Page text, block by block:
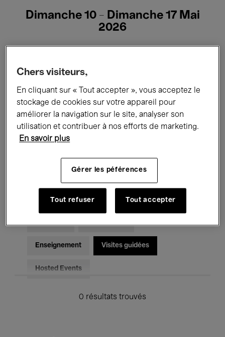
Dimanche 10 - Dimanche 17 Mai
2026
Tous les événements Concerts
Expositions Films Performances
Rencontres & Débats
Musique classique Global Music
Musique électronique
Enseignement Visites guidées
Hosted Events
0 résultats trouvés
Chers visiteurs,
En cliquant sur « Tout accepter », vous acceptez le
stockage de cookies sur votre appareil pour
améliorer la navigation sur le site, analyser son
utilisation et contribuer à nos efforts de marketing.
En savoir plus
Gérer les péférences
Tout refuser Tout accepter